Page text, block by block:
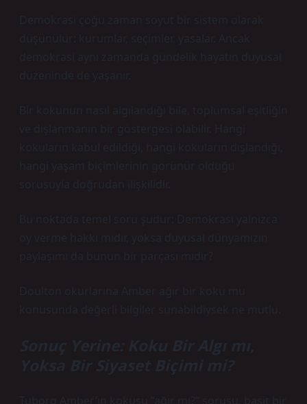
Demokrasi çoğu zaman soyut bir sistem olarak
düşünülür: kurumlar, seçimler, yasalar. Ancak
demokrasi aynı zamanda gündelik hayatın duyusal
düzeninde de yaşanır.
Bir kokunun nasıl algılandığı bile, toplumsal eşitliğin
ve dışlanmanın bir göstergesi olabilir. Hangi
kokuların kabul edildiği, hangi kokuların dışlandığı,
hangi yaşam biçimlerinin görünür olduğu
sorusuyla doğrudan ilişkilidir.
Bu noktada temel soru şudur: Demokrasi yalnızca
oy verme hakkı mıdır, yoksa duyusal dünyamızın
paylaşımı da bunun bir parçası mıdır?
Doulton okurlarına Amber ağır bir koku mu
konusunda değerli bilgiler sunabildiysek ne mutlu.
Sonuç Yerine: Koku Bir Algı mı,
Yoksa Bir Siyaset Biçimi mi?
Tuborg Amber’ın kokusu “ağır mı?” sorusu, basit bir